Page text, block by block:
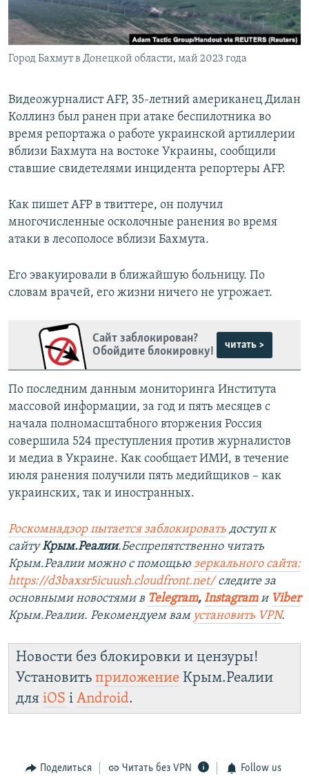
ПОБЕДИТЕЛЕЙ НЕ СУДЯТ?
КРЫМ.НЕПОКОРЕННЫЙ
ELIFBE
ПРИСОЕДИНЯЙТЕСЬ!
Все сайты RFE/RL
Город Бахмут в Донецкой области, май 2023 года
Видеожурналист AFP, 35-летний американец Дилан
Коллинз был ранен при атаке беспилотника во
время репортажа о работе украинской артиллерии
вблизи Бахмута на востоке Украины, сообщили
ставшие свидетелями инцидента репортеры AFP.
Как пишет AFP в твиттере, он получил
многочисленные осколочные ранения во время
атаки в лесополосе вблизи Бахмута.
Его эвакуировали в ближайшую больницу. По
словам врачей, его жизни ничего не угрожает.
Сайт заблокирован?
Обойдите блокировку!
читать >
По последним данным мониторинга Института
массовой информации, за год и пять месяцев с
начала полномасштабного вторжения Россия
совершила 524 преступления против журналистов
и медиа в Украине. Как сообщает ИМИ, в течение
июля ранения получили пять медийщиков – как
украинских, так и иностранных.
Роскомнадзор пытается заблокировать доступ к
сайтуКрым.Реалии.Беспрепятственно читать
Крым.Реалии можно с помощью зеркального сайта:
https://d3baxsr5icuush.cloudfront.net/следите за
основными новостями в Telegram, Instagramи Viber
Крым.Реалии. Рекомендуем вам установить VPN.
Новости без блокировки и цензуры!
Установить приложение Крым.Реалии
для iOS і Android.
Поделиться Читать без VPN Follow us